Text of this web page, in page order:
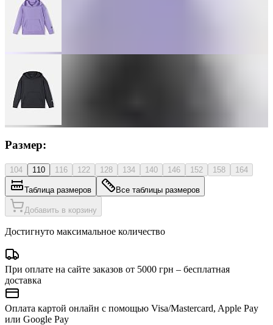
Размер:
104 110 116 122 128 134 140 146 152 158 164
Таблица размеров Все таблицы размеров
Добавить в корзину
Достигнуто максимальное количество
При оплате на сайте заказов от 5000 грн – бесплатная
доставка
Оплата картой онлайн с помощью Visa/Mastercard, Apple Pay
или Google Pay